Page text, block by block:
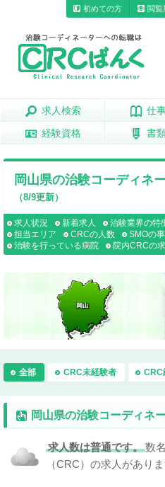
初めての方 閲覧
求人検索
求人検索 仕
仕
経験資格
経験資格 書
書
岡山県の治験コーディネ
（8/9更新）
求人状況 新着求人 治験業界の特
担当エリア
CRCの人数 SMOの
治験を行っている病院
院内CRCの
全部 CRC未経験者 CRC
岡山県の治験コーディネ
求人数は普通です。数
（CRC）の求人がありま